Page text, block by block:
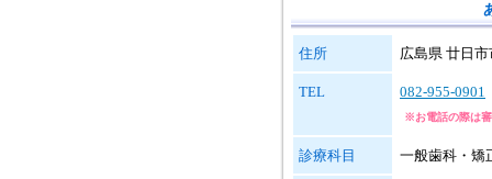
住所 広島県 廿日
TEL 082-955-0901
※お電話の際は
診療科目 一般歯科・矯